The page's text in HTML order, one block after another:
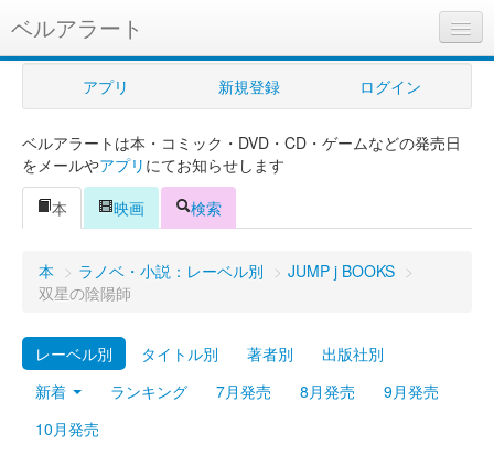
ベルアラート
ベルアラートとは
ヘルプ
新規登録
ログイン
購入管理
Myシェルフ
プレミアム
アプリ 新規登録 ログイン
ベルアラートは本・コミック・DVD・CD・ゲームなどの発売日
をメールやアプリ にてお知らせします
本
映画 検索
本 > ラノベ・小説：レーベル別 > JUMP j BOOKS >
双星の陰陽師
レーベル別 タイトル別 著者別
出版社別
新着
ランキング 7月発売 8月発売
9月発売
10月発売